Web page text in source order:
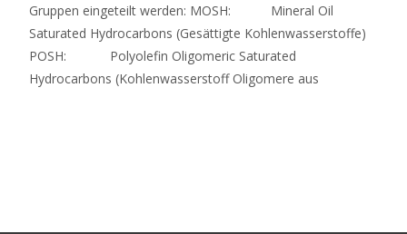
Gruppen eingeteilt werden: MOSH: Mineral Oil
Saturated Hydrocarbons (Gesättigte Kohlenwasserstoffe)
POSH: Polyolefin Oligomeric Saturated
Hydrocarbons (Kohlenwasserstoff Oligomere aus